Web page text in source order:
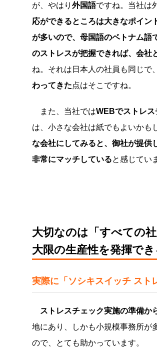
が、やはり 外国語ですね。当社は
応ができるところは大きなポイン
が多いので、母国語のベトナム語
のストレスが把握できれば、会社
ね。それは日本人の社員も同じで、
わってきた点はそこですね。
また、当社ではWEBでストレ
は、小さな会社は紙でもよいかも
な会社にしてみると、御社が提供
非常にマッチしていると感じてい
大切なのは「すべての
大限の生産性を発揮で
実際に「ソシキスイッチ スト
ストレスチェック実施の準備か
地にあり、しかも小規模事務所が
ので、とても助かっています。